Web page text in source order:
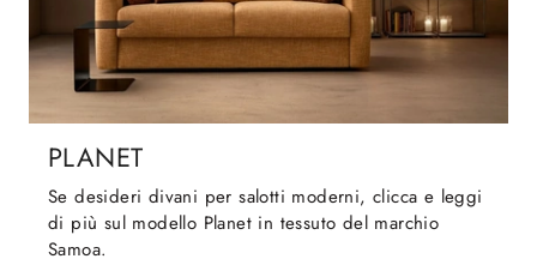
PLANET
Se desideri divani per salotti moderni, clicca e leggi
di più sul modello Planet in tessuto del marchio
Samoa.